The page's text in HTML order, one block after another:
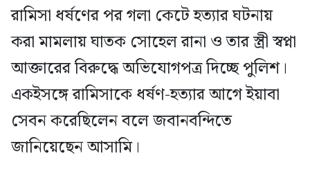
রামিসা ধর্ষণের পর গলা কেটে হত্যার ঘটনায়
করা মামলায় ঘাতক সোহেল রানা ও তার স্ত্রী স্বপ্না
আক্তারের বিরুদ্ধে অভিযোগপত্র দিচ্ছে পুলিশ।
একইসঙ্গে রামিসাকে ধর্ষণ-হত্যার আগে ইয়াবা
সেবন করেছিলেন বলে জবানবন্দিতে
জানিয়েছেন আসামি।